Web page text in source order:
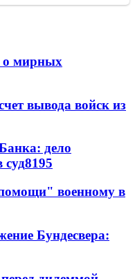
о мирных
вывода войск из
дело
суд8195
военному в
Бундесвера: